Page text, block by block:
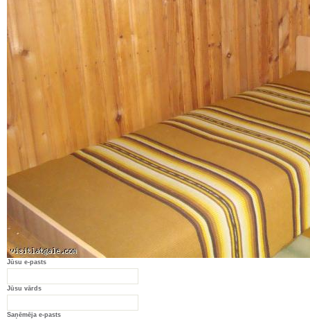
Jūsu e-pasts
Jūsu vārds
Saņēmēja e-pasts